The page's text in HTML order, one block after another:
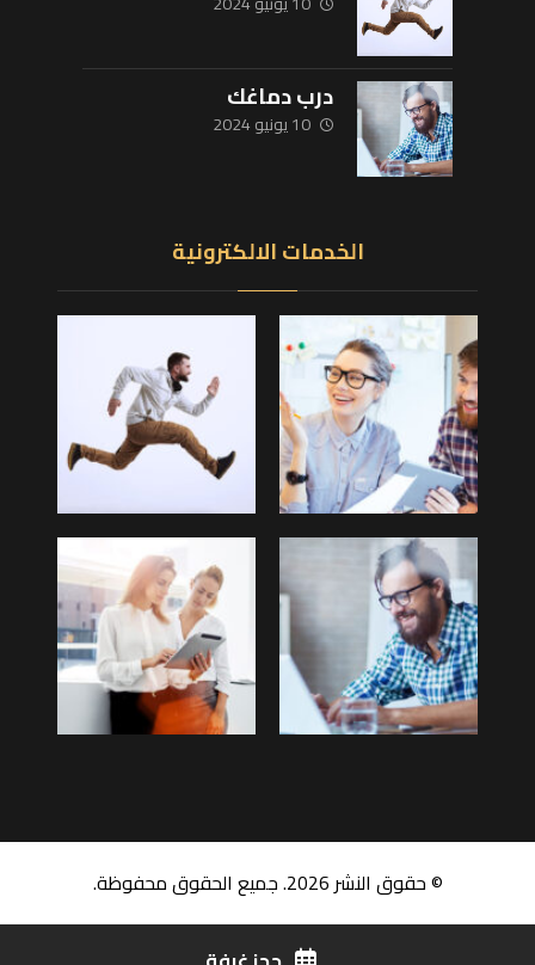
درب دماغك
10 يونيو 2024
الخدمات الالكترونية
© حقوق النشر 2026. جميع الحقوق محفوظة.